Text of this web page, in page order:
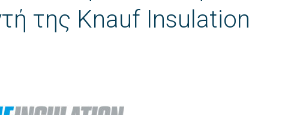
της Knauf Insulation